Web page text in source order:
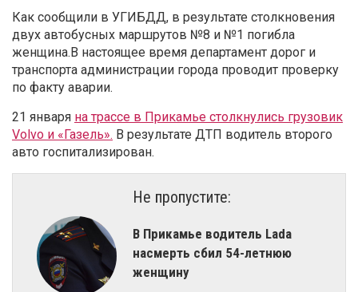
Как сообщили в УГИБДД, в результате столкновения
двух автобусных маршрутов №8 и №1 погибла
женщина.В настоящее время департамент дорог и
транспорта администрации города проводит проверку
по факту аварии.
21 января на трассе в Прикамье столкнулись грузовик
Volvo и «Газель». В результате ДТП водитель второго
авто госпитализирован.
Не пропустите:
​В Прикамье водитель Lada
насмерть сбил 54-летнюю
женщину